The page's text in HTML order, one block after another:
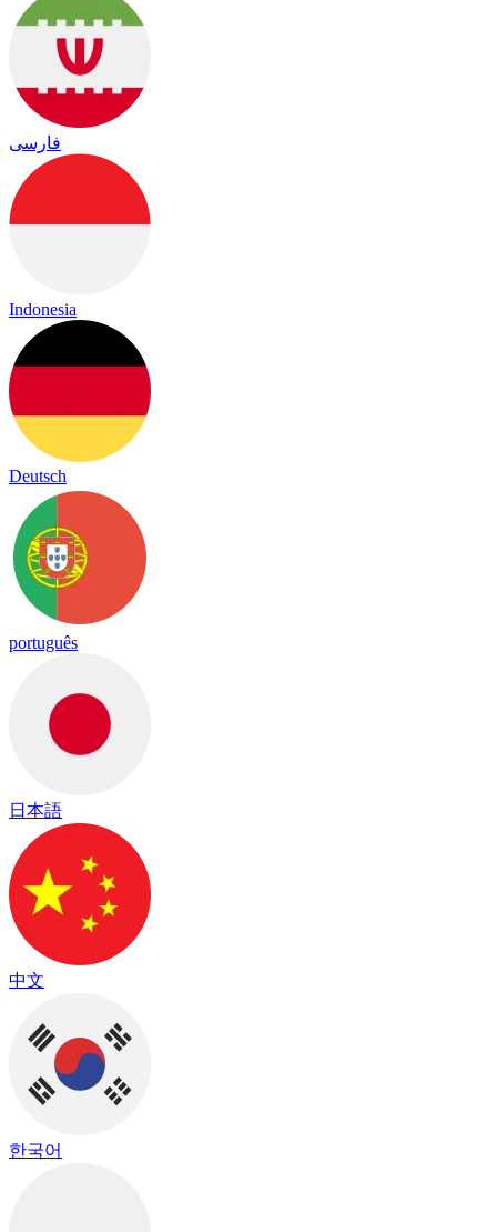
فارسی
Indonesia
Deutsch
português
日本語
中文
한국어